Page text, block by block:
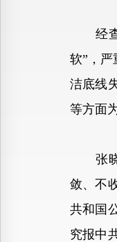
经查
软”，
洁底线
等方面
张晓
敛、不
共和国
究报中